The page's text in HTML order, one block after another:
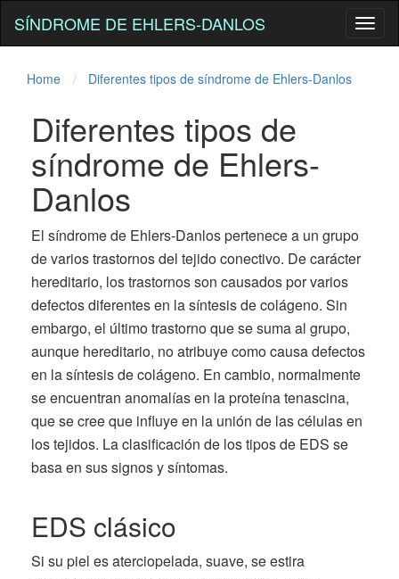
SÍNDROME DE EHLERS-DANLOS
Home Diferentes tipos de síndrome de Ehlers-Danlos
Diferentes tipos de
síndrome de Ehlers-
Danlos
El síndrome de Ehlers-Danlos pertenece a un grupo
de varios trastornos del tejido conectivo. De carácter
hereditario, los trastornos son causados ​​por varios
defectos diferentes en la síntesis de colágeno. Sin
embargo, el último trastorno que se suma al grupo,
aunque hereditario, no atribuye como causa defectos
en la síntesis de colágeno. En cambio, normalmente
se encuentran anomalías en la proteína tenascina,
que se cree que influye en la unión de las células en
los tejidos. La clasificación de los tipos de EDS se
basa en sus signos y síntomas.
EDS clásico
Si su piel es aterciopelada, suave, se estira